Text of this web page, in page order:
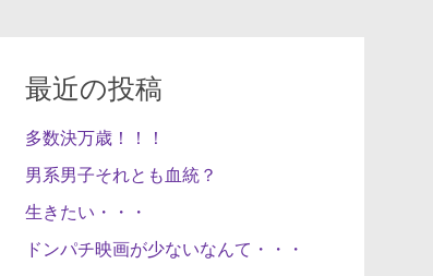
最近の投稿
多数決万歳！！！
男系男子それとも血統？
生きたい・・・
ドンパチ映画が少ないなんて・・・